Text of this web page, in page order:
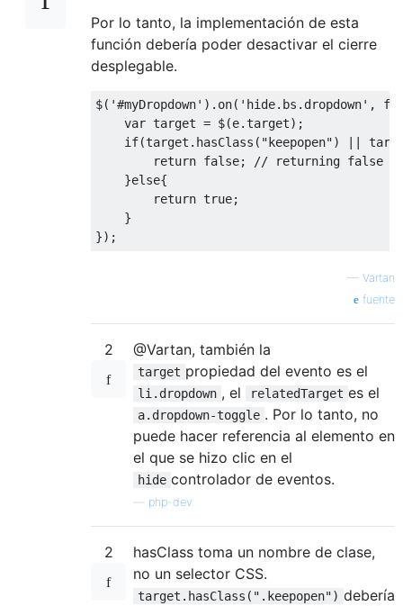
Por lo tanto, la implementación de esta
función debería poder desactivar el cierre
desplegable.
$( '#myDropdown' ). on( 'hide.bs.dropdown' ,
var target = $(e.target);
if(target . hasClass ( "keepopen") ||
return false;
// returning false
}else{
return true;
}
});
— Vartan
fuente
2 @Vartan, también la
target propiedad del evento es el
li.dropdown , el relatedTarget es el
a.dropdown-toggle . Por lo tanto, no
puede hacer referencia al elemento en
el que se hizo clic en el
hide controlador de eventos.
php-dev
2
hasClass toma un nombre de clase,
no un selector CSS.
target.hasClass(".keepopen") debería